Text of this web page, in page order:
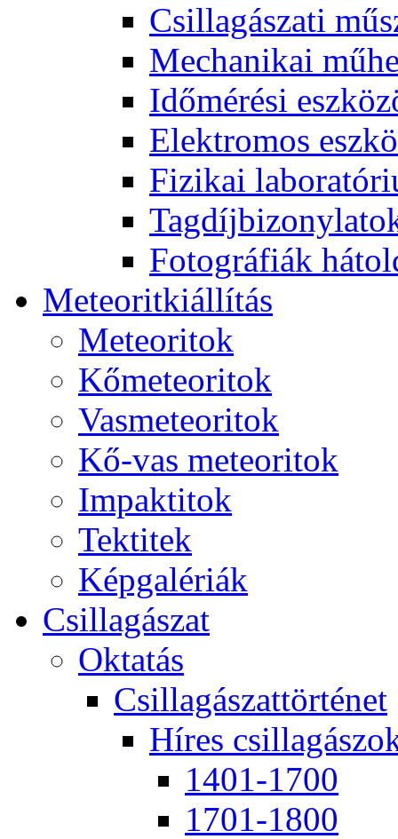
Csil­la­gá­sza­ti
Me­cha­ni­kai
Idő­mé­ré­si
Elekt­ro­mos
Fi­zi­kai
Fo­tog­rá­fi­ák
Me­te­o­rit­ki­ál­lí­tás
Me­te­o­ri­tok
Kő­me­te­o­ri­tok
Vas­me­te­o­ri­tok
Kő-vas me­te­o­ri­tok
Imp­ak­ti­tok
Tek­ti­tek
Kép­ga­lé­ri­ák
Csil­la­gá­szat
Ok­ta­tás
Csil­la­gá­szat­tör­té­net
Hí­res
1401-1700
1701-1800